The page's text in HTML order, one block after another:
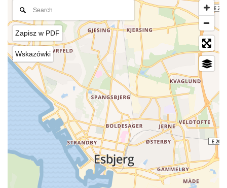
Zapisz w PDF
Wskazówki